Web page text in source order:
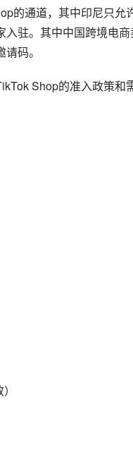
的通道，其中印尼只
驻。其中中国跨境电
码。
Shop的准入政策和